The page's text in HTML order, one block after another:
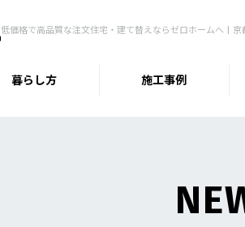
低価格で高品質な注文住宅・建て替えならゼロホームへ |
暮らし方 施工事例